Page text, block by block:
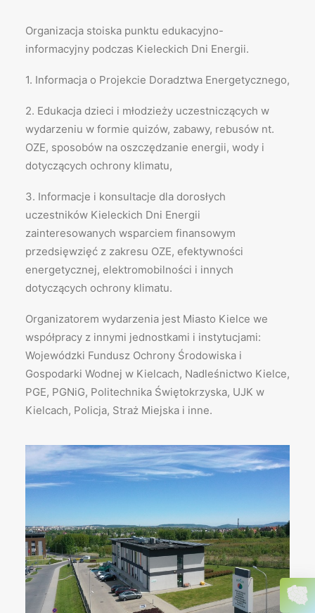
Organizacja stoiska punktu edukacyjno-
informacyjny podczas Kieleckich Dni Energii.
1. Informacja o Projekcie Doradztwa Energetycznego,
2. Edukacja dzieci i młodzieży uczestniczących w
wydarzeniu w formie quizów, zabawy, rebusów nt.
OZE, sposobów na oszczędzanie energii, wody i
dotyczących ochrony klimatu,
3. Informacje i konsultacje dla dorosłych
uczestników Kieleckich Dni Energii
zainteresowanych wsparciem finansowym
przedsięwzięć z zakresu OZE, efektywności
energetycznej, elektromobilności i innych
dotyczących ochrony klimatu.
Organizatorem wydarzenia jest Miasto Kielce we
współpracy z innymi jednostkami i instytucjami:
Wojewódzki Fundusz Ochrony Środowiska i
Gospodarki Wodnej w Kielcach, Nadleśnictwo Kielce,
PGE, PGNiG, Politechnika Świętokrzyska, UJK w
Kielcach, Policja, Straż Miejska i inne.